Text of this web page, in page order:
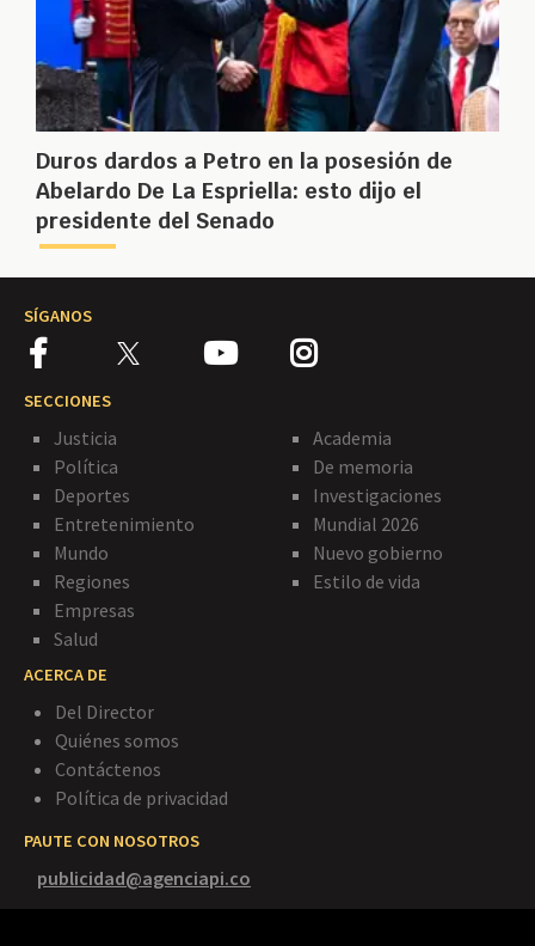
Duros dardos a Petro en la posesión de
Abelardo De La Espriella: esto dijo el
presidente del Senado
SÍGANOS
SECCIONES
Justicia
Política
Deportes
Entretenimiento
Mundo
Regiones
Empresas
Salud
Academia
De memoria
Investigaciones
Mundial 2026
Nuevo gobierno
Estilo de vida
ACERCA DE
Del Director
Quiénes somos
Contáctenos
Política de privacidad
PAUTE CON NOSOTROS
publicidad@agenciapi.co